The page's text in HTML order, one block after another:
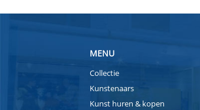
MENU
Collectie
Kunstenaars
Kunst huren & kopen